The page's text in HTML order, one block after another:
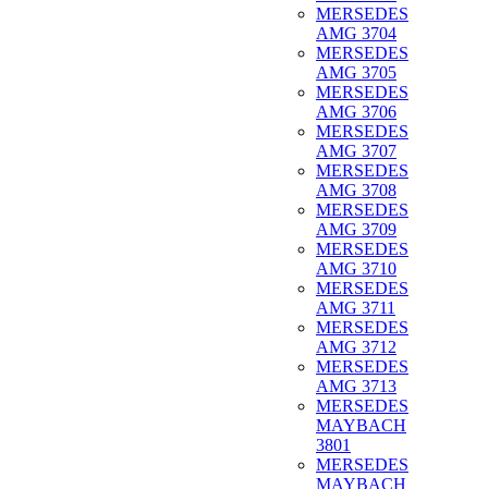
MERSEDES
AMG 3704
MERSEDES
AMG 3705
MERSEDES
AMG 3706
MERSEDES
AMG 3707
MERSEDES
AMG 3708
MERSEDES
AMG 3709
MERSEDES
AMG 3710
MERSEDES
AMG 3711
MERSEDES
AMG 3712
MERSEDES
AMG 3713
MERSEDES
MAYBACH
3801
MERSEDES
MAYBACH